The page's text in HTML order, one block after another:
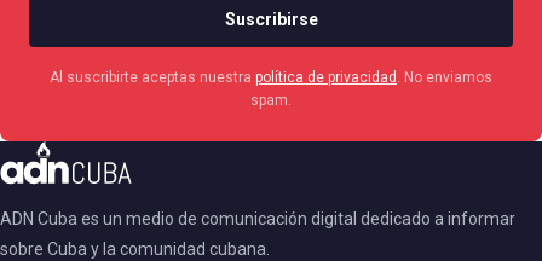
Suscribirse
Al suscribirte aceptas nuestra política de privacidad
. No enviamos
spam.
ADN Cuba es un medio de comunicación digital dedicado a informar
sobre Cuba y la comunidad cubana.